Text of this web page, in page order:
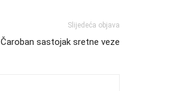
Slijedeća objava
Čaroban sastojak sretne veze